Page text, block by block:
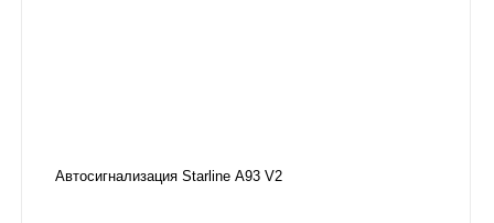
Автосигнализация Starline А93 V2